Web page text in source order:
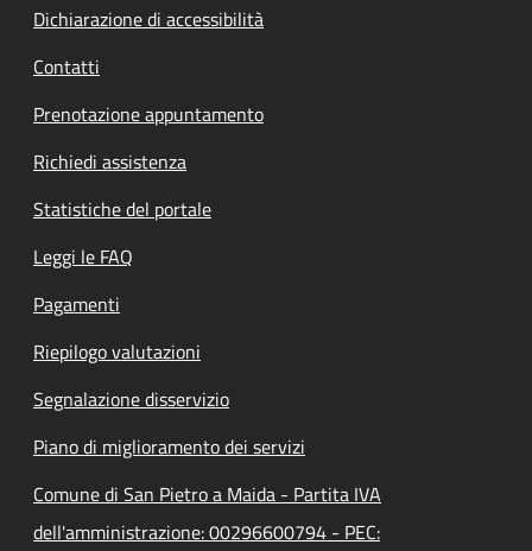
Dichiarazione di accessibilità
Contatti
Prenotazione appuntamento
Richiedi assistenza
Statistiche del portale
Leggi le FAQ
Pagamenti
Riepilogo valutazioni
Segnalazione disservizio
Piano di miglioramento dei servizi
Comune di San Pietro a Maida - Partita IVA
dell'amministrazione: 00296600794 - PEC: